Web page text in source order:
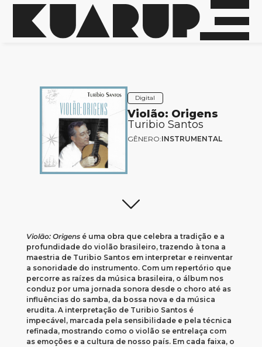
Digital
Violão: Origens
Turibio Santos
GÊNERO:INSTRUMENTAL
Violão: Origensé uma obra que celebra a tradição e a
profundidade do violão brasileiro, trazendo à tona a
maestria de Turibio Santos em interpretar e reinventar
a sonoridade do instrumento. Com um repertório que
percorre as raízes da música brasileira, o álbum nos
conduz por uma jornada sonora desde o choro até as
influências do samba, da bossa nova e da música
erudita. A interpretação de Turibio Santos é
impecável, marcada pela sensibilidade e pela técnica
refinada, mostrando como o violão se entrelaça com
as emoções e a cultura de nosso país. Em cada faixa, o